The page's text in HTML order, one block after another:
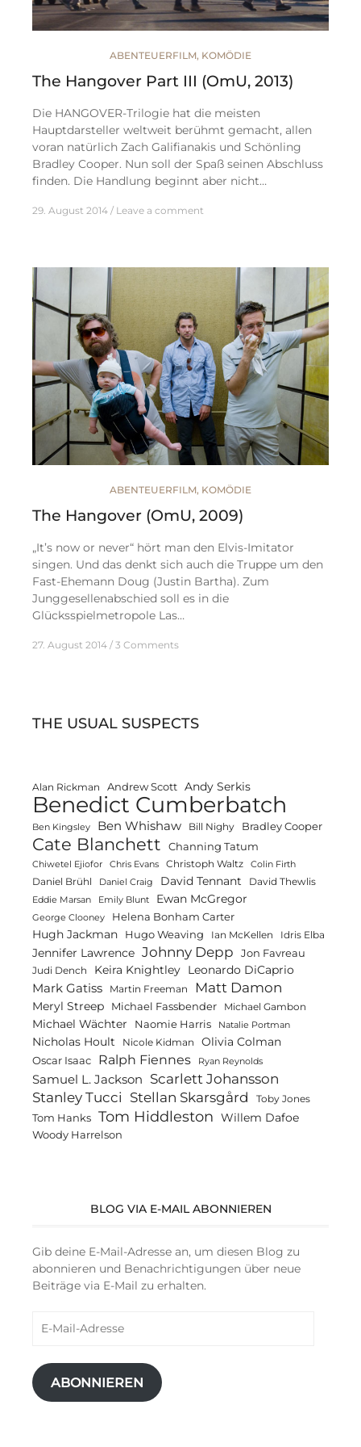
ABENTEUERFILM, KOMÖDIE
The Hangover Part III (OmU, 2013)
Die HANGOVER-Trilogie hat die meisten
Hauptdarsteller weltweit berühmt gemacht, allen
voran natürlich Zach Galifianakis und Schönling
Bradley Cooper. Nun soll der Spaß seinen Abschluss
finden. Die Handlung beginnt aber nicht…
29. August 2014 Leave a comment
ABENTEUERFILM, KOMÖDIE
The Hangover (OmU, 2009)
„It’s now or never“ hört man den Elvis-Imitator
singen. Und das denkt sich auch die Truppe um den
Fast-Ehemann Doug (Justin Bartha). Zum
Junggesellenabschied soll es in die
Glücksspielmetropole Las…
27. August 2014 3 Comments
THE USUAL SUSPECTS
Alan Rickman Andrew Scott Andy Serkis
Benedict Cumberbatch
Ben Kingsley Ben Whishaw Bill Nighy Bradley Cooper
Cate Blanchett Channing Tatum
Chiwetel Ejiofor Chris Evans Christoph Waltz Colin Firth
Daniel Brühl Daniel Craig David Tennant David Thewlis
Eddie Marsan Emily Blunt Ewan McGregor
George Clooney Helena Bonham Carter
Hugh Jackman Hugo Weaving Ian McKellen Idris Elba
Jennifer Lawrence Johnny Depp Jon Favreau
Judi Dench Keira Knightley Leonardo DiCaprio
Mark Gatiss Martin Freeman Matt Damon
Meryl Streep Michael Fassbender Michael Gambon
Michael Wächter Naomie Harris Natalie Portman
Nicholas Hoult Nicole Kidman Olivia Colman
Oscar Isaac Ralph Fiennes Ryan Reynolds
Samuel L. Jackson Scarlett Johansson
Stanley Tucci Stellan Skarsgård Toby Jones
Tom Hanks Tom Hiddleston Willem Dafoe
Woody Harrelson
BLOG VIA E-MAIL ABONNIEREN
Gib deine E-Mail-Adresse an, um diesen Blog zu
abonnieren und Benachrichtigungen über neue
Beiträge via E-Mail zu erhalten.
Mail-
ABONNIEREN